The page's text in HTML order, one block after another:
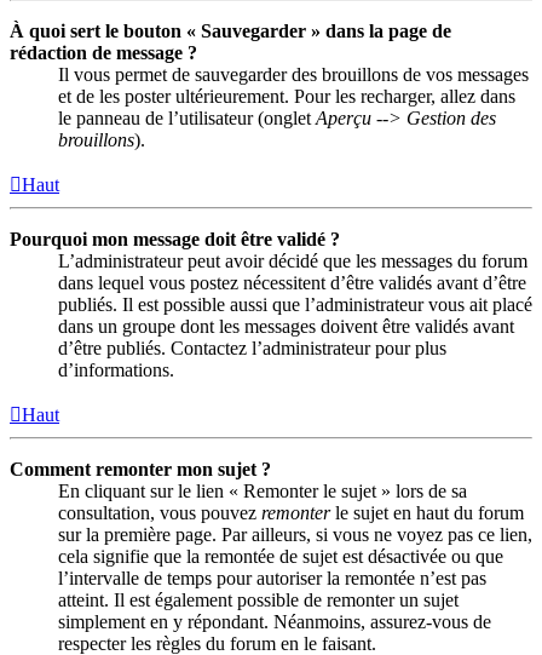
À quoi sert le bouton « Sauvegarder » dans la page de
rédaction de message ?
Il vous permet de sauvegarder des brouillons de vos messages
et de les poster ultérieurement. Pour les recharger, allez dans
le panneau de l’utilisateur (onglet Aperçu --> Gestion des
brouillons).
Haut
Pourquoi mon message doit être validé ?
L’administrateur peut avoir décidé que les messages du forum
dans lequel vous postez nécessitent d’être validés avant d’être
publiés. Il est possible aussi que l’administrateur vous ait placé
dans un groupe dont les messages doivent être validés avant
d’être publiés. Contactez l’administrateur pour plus
d’informations.
Haut
Comment remonter mon sujet ?
En cliquant sur le lien « Remonter le sujet » lors de sa
consultation, vous pouvez remonterle sujet en haut du forum
sur la première page. Par ailleurs, si vous ne voyez pas ce lien,
cela signifie que la remontée de sujet est désactivée ou que
l’intervalle de temps pour autoriser la remontée n’est pas
atteint. Il est également possible de remonter un sujet
simplement en y répondant. Néanmoins, assurez-vous de
respecter les règles du forum en le faisant.